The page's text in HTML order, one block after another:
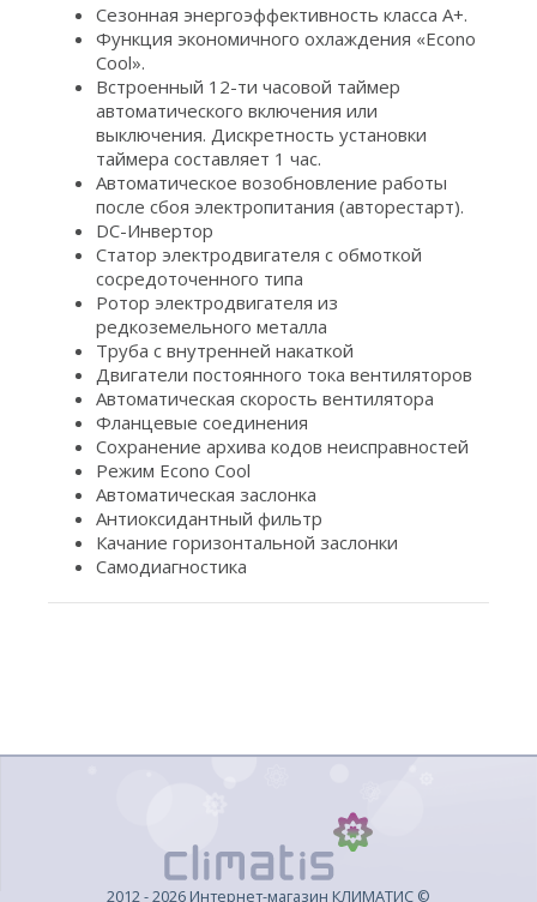
Сезонная энергоэффективность класса А+.
Функция экономичного охлаждения «Econo
Cool».
Встроенный 12-ти часовой таймер
автоматического включения или
выключения. Дискретность установки
таймера составляет 1 час.
Автоматическое возобновление работы
после сбоя электропитания (авторестарт).
DC-Инвертор
Статор электродвигателя с обмоткой
сосредоточенного типа
Ротор электродвигателя из
редкоземельного металла
Труба с внутренней накаткой
Двигатели постоянного тока вентиляторов
Автоматическая скорость вентилятора
Фланцевые соединения
Сохранение архива кодов неисправностей
Режим Econo Cool
Автоматическая заслонка
Антиоксидантный фильтр
Качание горизонтальной заслонки
Самодиагностика
2012 - 2026 Интернет-магазин КЛИМАТИС ©